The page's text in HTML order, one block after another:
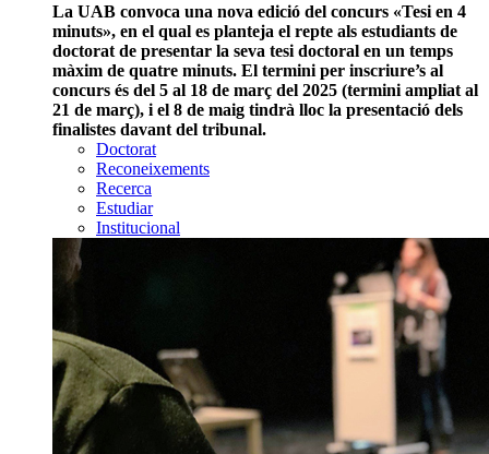
La UAB convoca una nova edició del concurs «Tesi en 4
minuts», en el qual es planteja el repte als estudiants de
doctorat de presentar la seva tesi doctoral en un temps
màxim de quatre minuts. El termini per inscriure’s al
concurs és del 5 al 18 de març del 2025 (termini ampliat al
21 de març), i el 8 de maig tindrà lloc la presentació dels
finalistes davant del tribunal.
Doctorat
Reconeixements
Recerca
Estudiar
Institucional